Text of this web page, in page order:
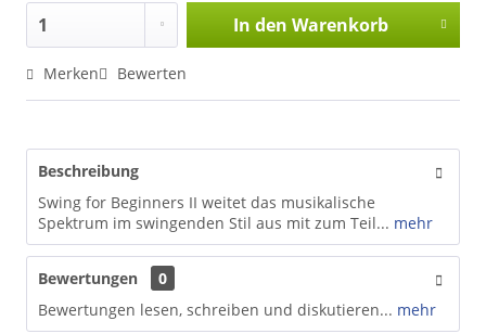
In den Warenkorb
Merken Bewerten
Beschreibung
Swing for Beginners II weitet das musikalische
Spektrum im swingenden Stil aus mit zum Teil... mehr
Bewertungen
0
Bewertungen lesen, schreiben und diskutieren... mehr